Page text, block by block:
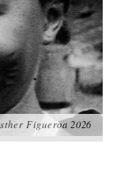
Figueroa 2026